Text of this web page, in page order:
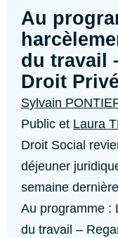
Au
du travail
Droit
Sylvain
Public et Laura
Droit Social
déjeuner
semaine
Au programme :
du travail –